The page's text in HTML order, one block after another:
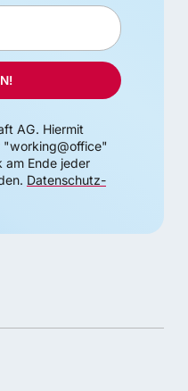
AG. Hiermit
"working@office"
am Ende jeder
Datenschutz-